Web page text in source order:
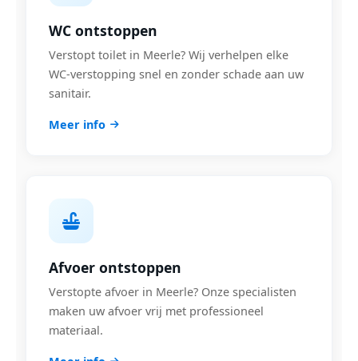
WC ontstoppen
Verstopt toilet in Meerle? Wij verhelpen elke
WC-verstopping snel en zonder schade aan uw
sanitair.
Meer info
Afvoer ontstoppen
Verstopte afvoer in Meerle? Onze specialisten
maken uw afvoer vrij met professioneel
materiaal.